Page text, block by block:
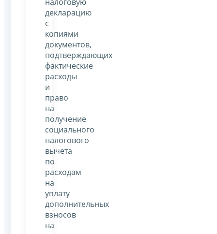
декларацию
с
копиями
документов,
подтверждающих
фактические
расходы
и
право
на
получение
социального
налогового
вычета
по
расходам
на
уплату
дополнительных
взносов
на